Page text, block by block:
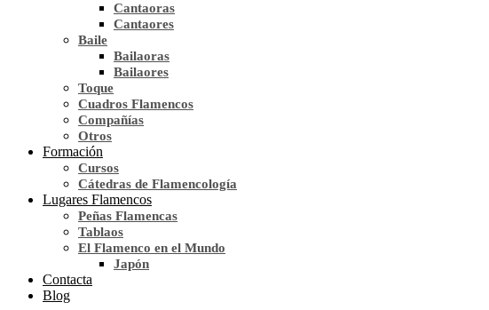
Cantaoras
Cantaores
Baile
Bailaoras
Bailaores
Toque
Cuadros Flamencos
Compañías
Otros
Formación
Cursos
Cátedras de Flamencología
Lugares Flamencos
Peñas Flamencas
Tablaos
El Flamenco en el Mundo
Japón
Contacta
Blog